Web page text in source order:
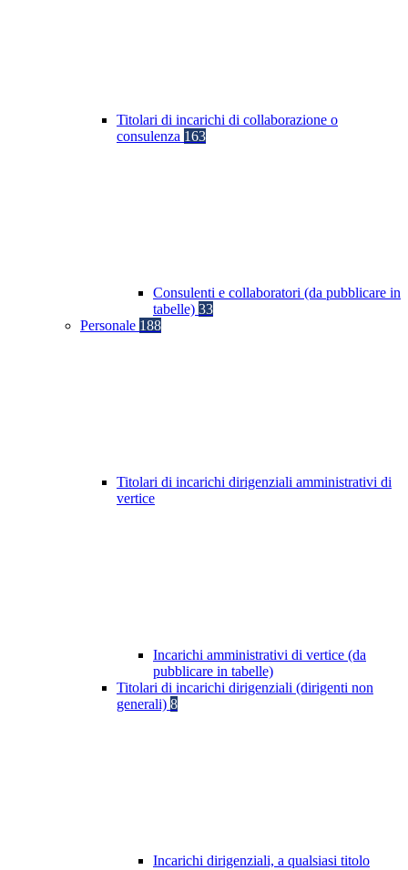
Titolari di incarichi di collaborazione o
consulenza 163
Consulenti e collaboratori (da pubblicare in
tabelle) 33
Personale 188
Titolari di incarichi dirigenziali amministrativi di
vertice
Incarichi amministrativi di vertice (da
pubblicare in tabelle)
Titolari di incarichi dirigenziali (dirigenti non
generali) 8
Incarichi dirigenziali, a qualsiasi titolo